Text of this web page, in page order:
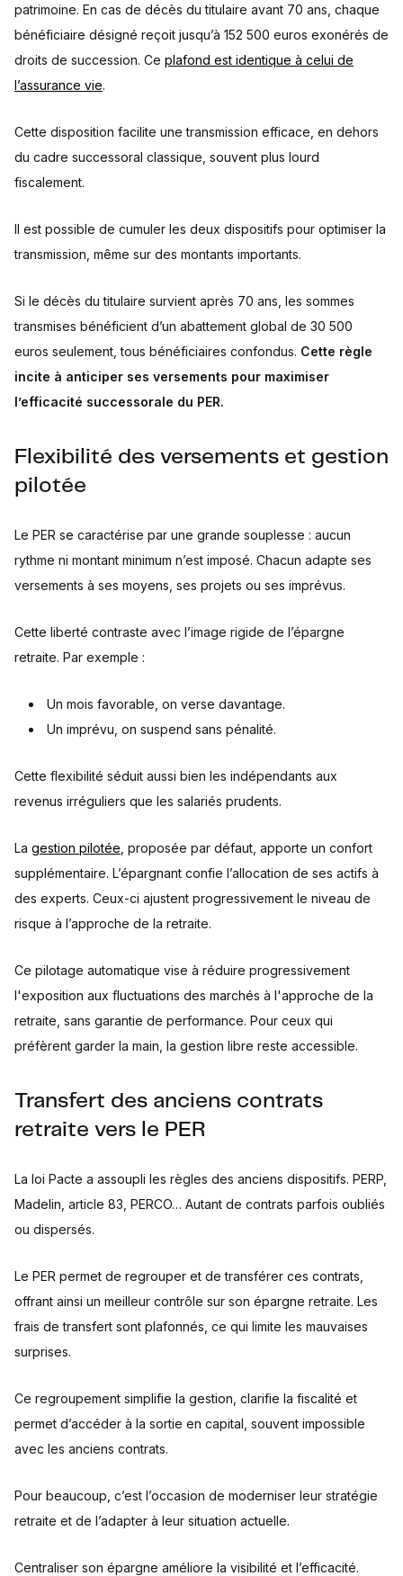
patrimoine. En cas de décès du titulaire avant 70 ans, chaque
bénéficiaire désigné reçoit jusqu’à 152 500 euros exonérés de
droits de succession. Ce plafond est identique à celui de
l’assurance vie.
Cette disposition facilite une transmission efficace, en dehors
du cadre successoral classique, souvent plus lourd
fiscalement.
Il est possible de cumuler les deux dispositifs pour optimiser la
transmission, même sur des montants importants.
Si le décès du titulaire survient après 70 ans, les sommes
transmises bénéficient d’un abattement global de 30 500
euros seulement, tous bénéficiaires confondus. Cette règle
incite à anticiper ses versements pour maximiser
l’efficacité successorale du PER.
Flexibilité des versements et gestion
pilotée
Le PER se caractérise par une grande souplesse : aucun
rythme ni montant minimum n’est imposé. Chacun adapte ses
versements à ses moyens, ses projets ou ses imprévus.
Cette liberté contraste avec l’image rigide de l’épargne
retraite. Par exemple :
Un mois favorable, on verse davantage.
Un imprévu, on suspend sans pénalité.
Cette flexibilité séduit aussi bien les indépendants aux
revenus irréguliers que les salariés prudents.
La gestion pilotée , proposée par défaut, apporte un confort
supplémentaire. L’épargnant confie l’allocation de ses actifs à
des experts. Ceux-ci ajustent progressivement le niveau de
risque à l’approche de la retraite.
Ce pilotage automatique vise à réduire progressivement
l'exposition aux fluctuations des marchés à l'approche de la
retraite, sans garantie de performance. Pour ceux qui
préfèrent garder la main, la gestion libre reste accessible.
Transfert des anciens contrats
retraite vers le PER
La loi Pacte a assoupli les règles des anciens dispositifs. PERP,
Madelin, article 83, PERCO… Autant de contrats parfois oubliés
ou dispersés.
Le PER permet de regrouper et de transférer ces contrats,
offrant ainsi un meilleur contrôle sur son épargne retraite. Les
frais de transfert sont plafonnés, ce qui limite les mauvaises
surprises.
Ce regroupement simplifie la gestion, clarifie la fiscalité et
permet d’accéder à la sortie en capital, souvent impossible
avec les anciens contrats.
Pour beaucoup, c’est l’occasion de moderniser leur stratégie
retraite et de l’adapter à leur situation actuelle.
Centraliser son épargne améliore la visibilité et l’efficacité.